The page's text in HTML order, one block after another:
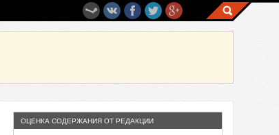
ОЦЕНКА СОДЕРЖАНИЯ ОТ РЕДАКЦИИ